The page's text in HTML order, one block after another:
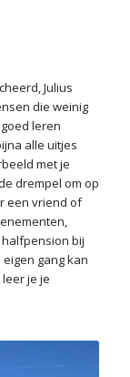
Julius
die weinig
leren
alle uitjes
met je
drempel om op
een vriend of
bij
gang kan
je je